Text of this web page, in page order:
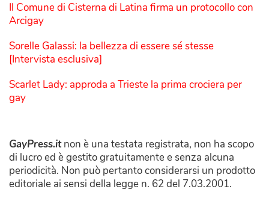
Il Comune di Cisterna di Latina firma un protocollo con
Arcigay
Sorelle Galassi: la bellezza di essere sé stesse
[Intervista esclusiva]
Scarlet Lady: approda a Trieste la prima crociera per
gay
GayPress.itnon è una testata registrata, non ha scopo
di lucro ed è gestito gratuitamente e senza alcuna
periodicità. Non può pertanto considerarsi un prodotto
editoriale ai sensi della legge n. 62 del 7.03.2001.